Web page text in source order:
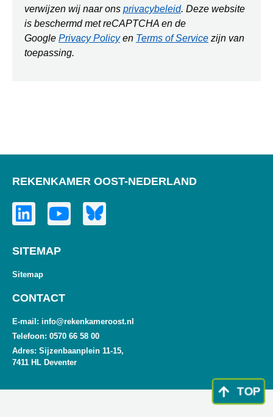
verwijzen wij naar ons privacybeleid. Deze website
is beschermd met reCAPTCHA en de
Google Privacy Policyen Terms of Service zijn van
toepassing.
REKENKAMER OOST-NEDERLAND
SITEMAP
Sitemap
TOP
CONTACT
E-mail: info@rekenkameroost.nl
Telefoon: 0570 66 58 00
Adres: Sijzenbaanplein 11-15,
7411 HL Deventer